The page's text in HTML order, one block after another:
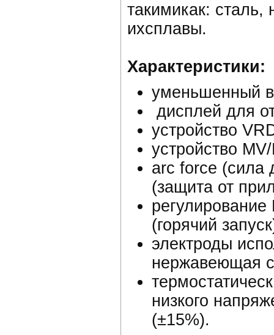
такимикак:
ихсплавы.
Характеристики:
уменьшенный
дисплей для
устройство
устройство
arc force (силa
(защита от
(горячий
электроды
нержавеющая
низкого
(±15%).